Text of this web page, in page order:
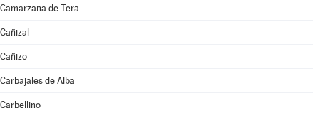
Camarzana de Tera
Cañizal
Cañizo
Carbajales de Alba
Carbellino